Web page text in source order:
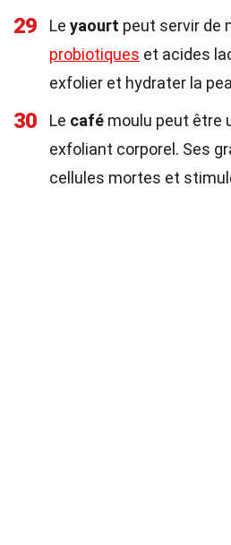
29 Le yaourt peut servir de
probiotiques et acides
exfolier et hydrater la
30 Le café moulu peut être
exfoliant corporel. Ses
cellules mortes et